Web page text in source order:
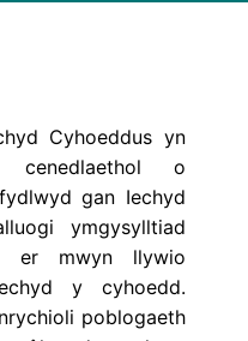
Cyhoeddus yn
cenedlaethol o
gan Iechyd
ymgysylltiad
er mwyn llywio
y cyhoedd.
poblogaeth